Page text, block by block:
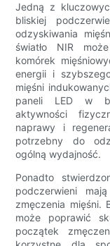
Jedną z
bliskiej
odzyskiwania
światło NIR
komórek
energii i
mięśni
paneli LED w
aktywności
naprawy i
potrzebny do
ogólną wydajność.
Ponadto
podczerwieni
zmęczenia mięśni.
może poprawić
początek